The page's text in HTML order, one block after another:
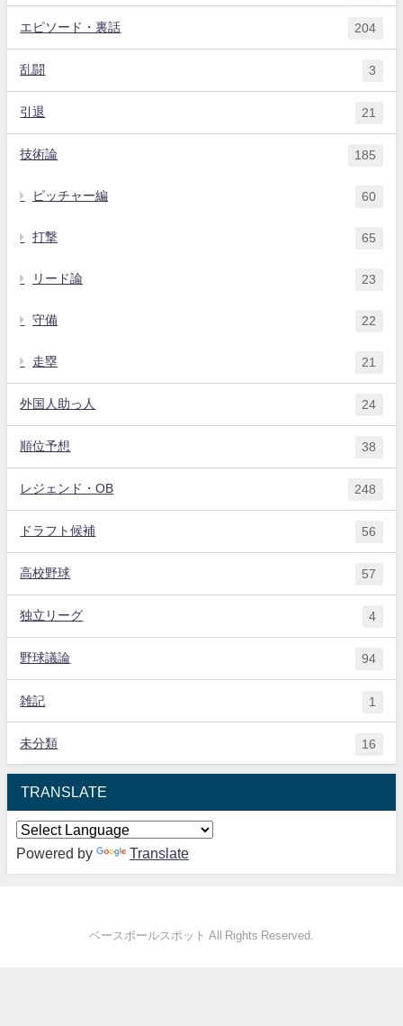
エピソード・裏話 204
乱闘 3
引退 21
技術論 185
ピッチャー編 60
打撃 65
リード論 23
守備 22
走塁 21
外国人助っ人 24
順位予想 38
レジェンド・OB 248
ドラフト候補 56
高校野球 57
独立リーグ 4
野球議論 94
雑記 1
未分類 16
TRANSLATE
Powered by Translate
ベースボールスポット All Rights Reserved.